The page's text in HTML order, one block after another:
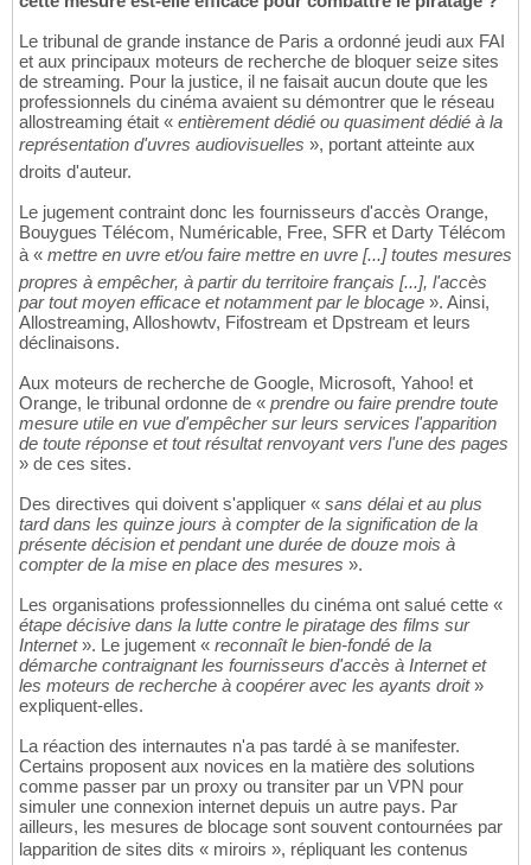
Le tribunal de grande instance de Paris a ordonné jeudi aux FAI
et aux principaux moteurs de recherche de bloquer seize sites
de streaming. Pour la justice, il ne faisait aucun doute que les
professionnels du cinéma avaient su démontrer que le réseau
allostreaming était « entièrement dédié ou quasiment dédié à la
représentation d'uvres audiovisuelles », portant atteinte aux
droits d'auteur.
Le jugement contraint donc les fournisseurs d'accès Orange,
Bouygues Télécom, Numéricable, Free, SFR et Darty Télécom
à « mettre en uvre et/ou faire mettre en uvre [...] toutes mesures
propres à empêcher, à partir du territoire français [...], l'accès
par tout moyen efficace et notamment par le blocage ». Ainsi,
Allostreaming, Alloshowtv, Fifostream et Dpstream et leurs
déclinaisons.
Aux moteurs de recherche de Google, Microsoft, Yahoo! et
Orange, le tribunal ordonne de « prendre ou faire prendre toute
mesure utile en vue d'empêcher sur leurs services l'apparition
de toute réponse et tout résultat renvoyant vers l'une des pages
» de ces sites.
Des directives qui doivent s'appliquer « sans délai et au plus
tard dans les quinze jours à compter de la signification de la
présente décision et pendant une durée de douze mois à
compter de la mise en place des mesures ».
Les organisations professionnelles du cinéma ont salué cette «
étape décisive dans la lutte contre le piratage des films sur
Internet». Le jugement « reconnaît le bien-fondé de la
démarche contraignant les fournisseurs d'accès à Internet et
les moteurs de recherche à coopérer avec les ayants droit»
expliquent-elles.
La réaction des internautes n'a pas tardé à se manifester.
Certains proposent aux novices en la matière des solutions
comme passer par un proxy ou transiter par un VPN pour
simuler une connexion internet depuis un autre pays. Par
ailleurs, les mesures de blocage sont souvent contournées par
lapparition de sites dits « miroirs », répliquant les contenus